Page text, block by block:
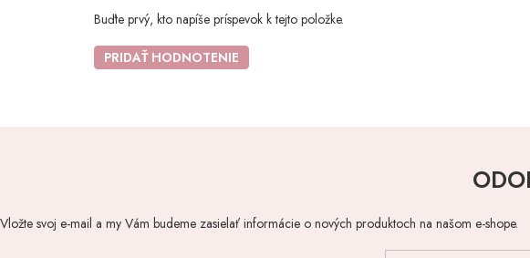
Buďte prvý, kto napíše príspevok k tejto položke.
PRIDAŤ HODNOTENIE
Vložte svoj e-mail a my Vám budeme zasielať informácie o nových produktoch na našom e-shope.